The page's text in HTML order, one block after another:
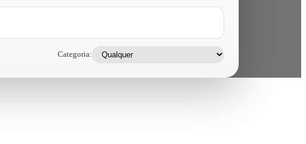
Categoria: